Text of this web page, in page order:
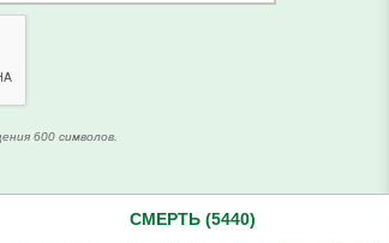
600 символов.
СМЕРТЬ (5440)